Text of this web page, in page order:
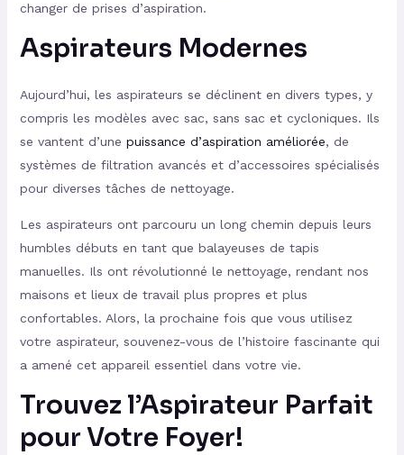
changer de prises d’aspiration.
Aspirateurs Modernes
Aujourd’hui, les aspirateurs se déclinent en divers types, y
compris les modèles avec sac, sans sac et cycloniques. Ils
se vantent d’une puissance d’aspiration améliorée, de
systèmes de filtration avancés et d’accessoires spécialisés
pour diverses tâches de nettoyage.
Les aspirateurs ont parcouru un long chemin depuis leurs
humbles débuts en tant que balayeuses de tapis
manuelles. Ils ont révolutionné le nettoyage, rendant nos
maisons et lieux de travail plus propres et plus
confortables. Alors, la prochaine fois que vous utilisez
votre aspirateur, souvenez-vous de l’histoire fascinante qui
a amené cet appareil essentiel dans votre vie.
Trouvez l’Aspirateur Parfait
pour Votre Foyer!